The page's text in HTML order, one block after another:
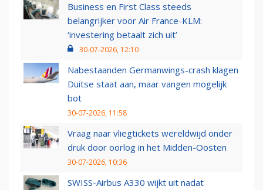
Business en First Class steeds
belangrijker voor Air France-KLM:
‘investering betaalt zich uit’
30-07-2026, 12:10
Nabestaanden Germanwings-crash klagen
Duitse staat aan, maar vangen mogelijk
bot
30-07-2026, 11:58
Vraag naar vliegtickets wereldwijd onder
druk door oorlog in het Midden-Oosten
30-07-2026, 10:36
SWISS-Airbus A330 wijkt uit nadat